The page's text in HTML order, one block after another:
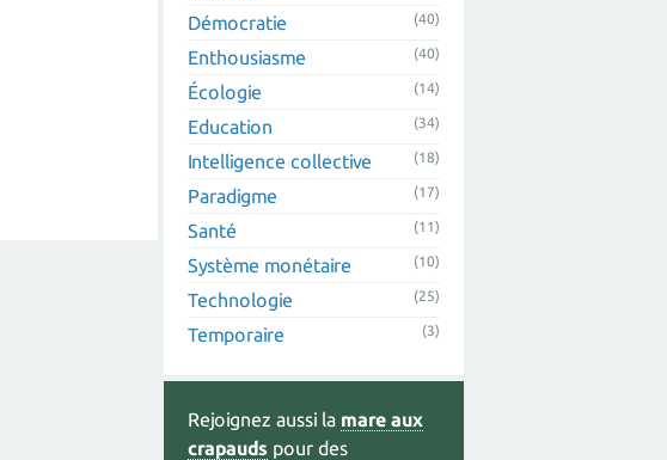
Démocratie (40)
Enthousiasme (40)
Écologie (14)
Education (34)
Intelligence collective (18)
Paradigme (17)
Santé (11)
Système monétaire (10)
Technologie (25)
Temporaire (3)
Rejoignez aussi la mare aux
crapauds pour des